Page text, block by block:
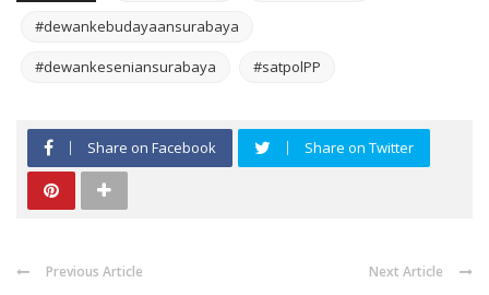
#dewankebudayaansurabaya
#dewankeseniansurabaya #satpolPP
Share on Facebook Share on Twitter
Previous Article Next Article